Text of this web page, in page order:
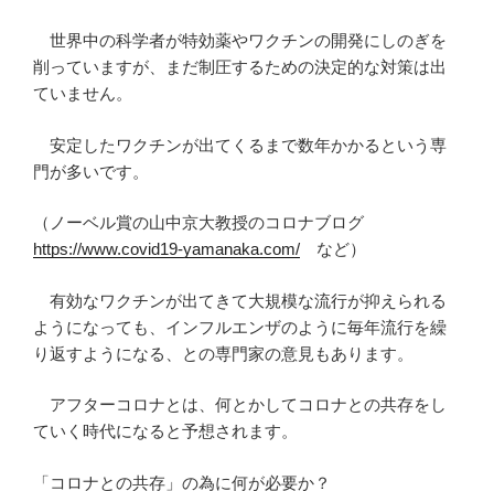
世界中の科学者が特効薬やワクチンの開発にしのぎを
削っていますが、まだ制圧するための決定的な対策は出
ていません。
安定したワクチンが出てくるまで数年かかるという専
門が多いです。
（ノーベル賞の山中京大教授のコロナブログ
https://www.covid19-yamanaka.com/ など）
有効なワクチンが出てきて大規模な流行が抑えられる
ようになっても、インフルエンザのように毎年流行を繰
り返すようになる、との専門家の意見もあります。
アフターコロナとは、何とかしてコロナとの共存をし
ていく時代になると予想されます。
「コロナとの共存」の為に何が必要か？